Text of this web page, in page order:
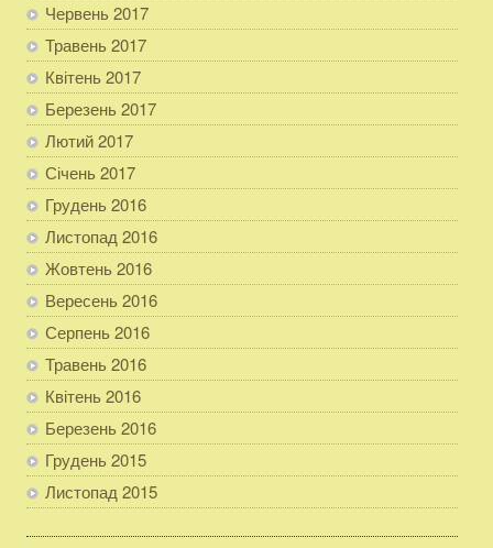
Червень 2017
Травень 2017
Квітень 2017
Березень 2017
Лютий 2017
Січень 2017
Грудень 2016
Листопад 2016
Жовтень 2016
Вересень 2016
Серпень 2016
Травень 2016
Квітень 2016
Березень 2016
Грудень 2015
Листопад 2015